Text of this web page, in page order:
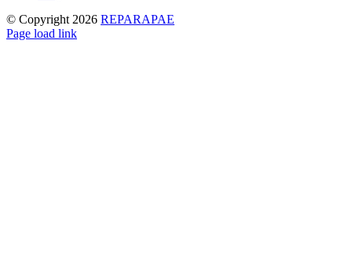
© Copyright 2026 REPARAPAE
Facebook
X
Instagram
Pinterest
Page load link